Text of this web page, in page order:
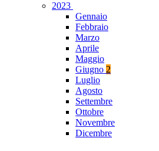
2023
Gennaio
Febbraio
Marzo
Aprile
Maggio
Giugno 2
Luglio
Agosto
Settembre
Ottobre
Novembre
Dicembre